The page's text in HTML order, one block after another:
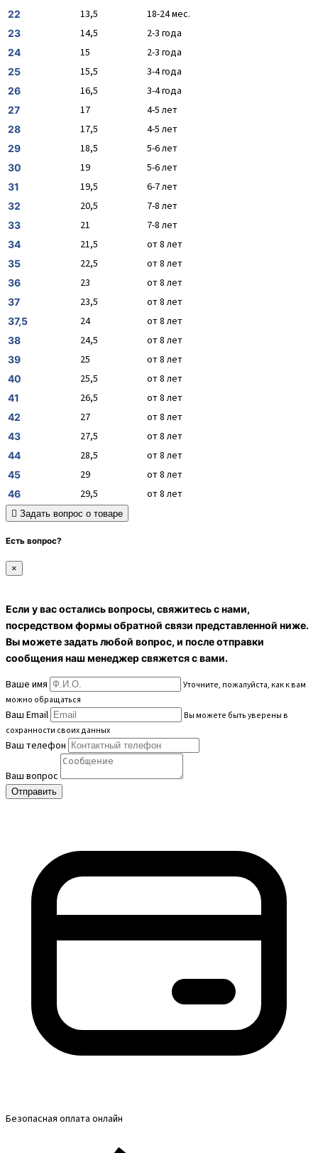
22 13,5 18-24 мес.
23 14,5 2-3 года
24 15 2-3 года
25 15,5 3-4 года
26 16,5 3-4 года
27 17 4-5 лет
28 17,5 4-5 лет
29 18,5 5-6 лет
30 19 5-6 лет
31 19,5 6-7 лет
32 20,5 7-8 лет
33 21 7-8 лет
34 21,5 от 8 лет
35 22,5 от 8 лет
36 23 от 8 лет
37 23,5 от 8 лет
37,5 24 от 8 лет
38 24,5 от 8 лет
39 25 от 8 лет
40 25,5 от 8 лет
41 26,5 от 8 лет
42 27 от 8 лет
43 27,5 от 8 лет
44 28,5 от 8 лет
45 29 от 8 лет
46 29,5 от 8 лет
Задать вопрос о товаре
Есть вопрос?
×
Если у вас остались вопросы, свяжитесь с нами,
посредством формы обратной связи представленной ниже.
Вы можете задать любой вопрос, и после отправки
сообщения наш менеджер свяжется с вами.
Ваше имя
Уточните, пожалуйста, как к вам
можно обращаться
Ваш Email
Вы можете быть уверены в
сохранности своих данных
Ваш телефон
Ваш вопрос
Безопасная оплата онлайн